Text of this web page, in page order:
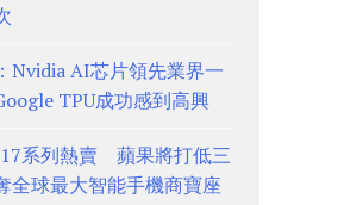
Nvidia AI芯片領先業界一
TPU成功感到高興
系列熱賣 蘋果將打低三
全球最大智能手機商寶座